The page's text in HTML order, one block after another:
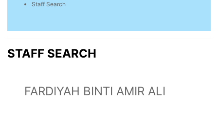
Staff Search
STAFF SEARCH
FARDIYAH BINTI AMIR ALI